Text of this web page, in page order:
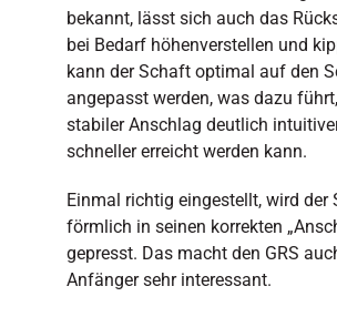
bekannt, lässt sich auch das
bei Bedarf höhenverstellen und
kann der Schaft optimal auf den
angepasst werden, was dazu
stabiler Anschlag deutlich
schneller erreicht werden kann.
Einmal richtig eingestellt, wird der
förmlich in seinen korrekten
gepresst. Das macht den GRS
Anfänger sehr interessant.